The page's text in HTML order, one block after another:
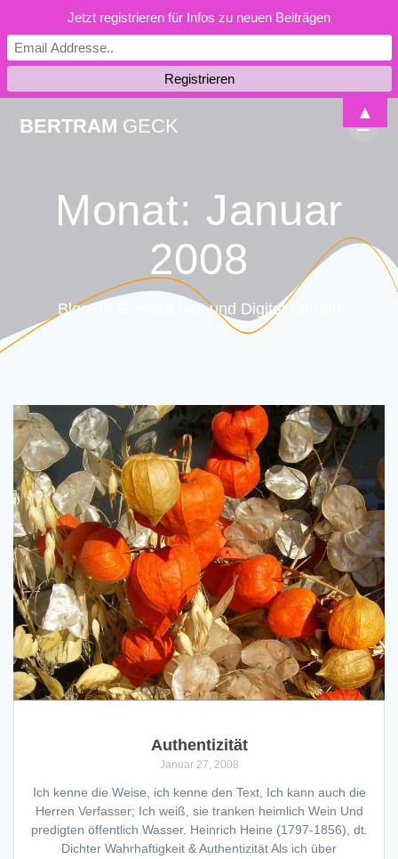
BERTRAM GECK
Monat: Januar
2008
Blog für Gesellschaft und Digitalisierung
Authentizität
Januar 27, 2008
Ich kenne die Weise, ich kenne den Text, Ich kann auch die
Herren Verfasser; Ich weiß, sie tranken heimlich Wein Und
predigten öffentlich Wasser. Heinrich Heine (1797-1856), dt.
Dichter Wahrhaftigkeit & Authentizität Als ich über
Jetzt registrieren für Infos zu neuen Beiträgen
▲